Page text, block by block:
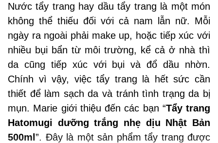
Nước tẩy trang hay dầu tẩy trang là một món
không thể thiếu đối với cả nam lẫn nữ. Mỗi
ngày ra ngoài phải make up, hoặc tiếp xúc với
nhiều bụi bẩn từ môi trường, kể cả ở nhà thì
da cũng tiếp xúc với bụi và đổ dầu nhờn.
Chính vì vậy, việc tẩy trang là hết sức cần
thiết để làm sạch da và tránh tình trạng da bị
mụn. Marie giới thiệu đến các bạn “Tẩy trang
Hatomugi dưỡng trắng nhẹ dịu Nhật Bản
500ml”. Đây là một sản phẩm tẩy trang được